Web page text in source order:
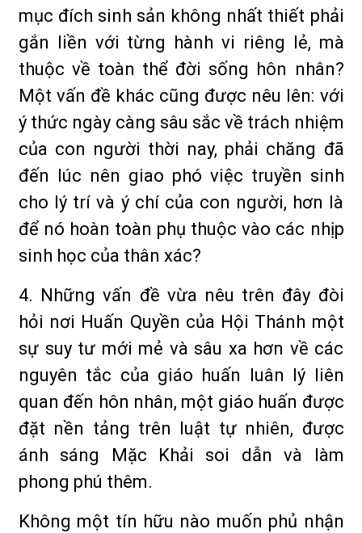
mục đích sinh sản không nhất thiết phải
gắn liền với từng hành vi riêng lẻ, mà
thuộc về toàn thể đời sống hôn nhân?
Một vấn đề khác cũng được nêu lên: với
ý thức ngày càng sâu sắc về trách nhiệm
của con người thời nay, phải chăng đã
đến lúc nên giao phó việc truyền sinh
cho lý trí và ý chí của con người, hơn là
để nó hoàn toàn phụ thuộc vào các nhịp
sinh học của thân xác?
4. Những vấn đề vừa nêu trên đây đòi
hỏi nơi Huấn Quyền của Hội Thánh một
sự suy tư mới mẻ và sâu xa hơn về các
nguyên tắc của giáo huấn luân lý liên
quan đến hôn nhân, một giáo huấn được
đặt nền tảng trên luật tự nhiên, được
ánh sáng Mặc Khải soi dẫn và làm
phong phú thêm.
Không một tín hữu nào muốn phủ nhận